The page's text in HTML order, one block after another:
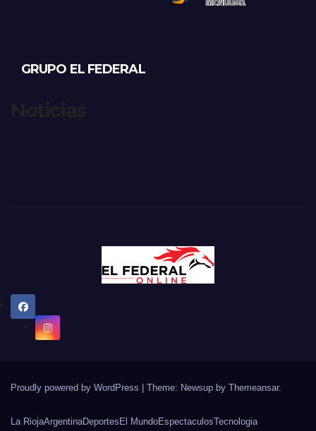
GRUPO EL FEDERAL
Proudly powered by WordPress | Theme: Newsup by Themeansar.
La RiojaArgentinaDeportes El MundoEspectaculosTecnologia